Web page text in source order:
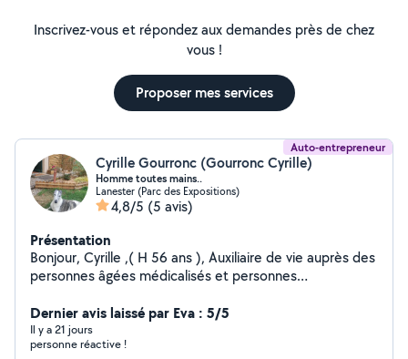
Inscrivez-vous et répondez aux demandes près de chez
vous !
Proposer mes services
Auto-entrepreneur
Cyrille Gourronc (Gourronc Cyrille)
Homme toutes mains..
Lanester (Parc des Expositions)
4,8/5 (5 avis)
Présentation
Bonjour, Cyrille ,( H 56 ans ), Auxiliaire de vie auprès des
personnes âgées médicalisés et personnes
association. diplômé d état ( ADVF ). Je vous propose
mes services... - homme toutes mains. Je suis
également en auto entrepreneur pour des gros et
Dernier avis laissé par Eva : 5/5
Il y a 21 jours
personne réactive !